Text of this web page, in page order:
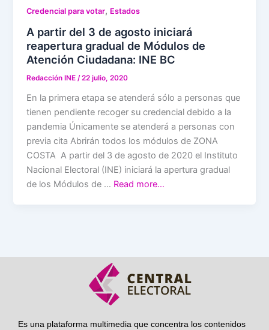
Credencial para votar, Estados
A partir del 3 de agosto iniciará
reapertura gradual de Módulos de
Atención Ciudadana: INE BC
Redacción INE/22 julio, 2020
En la primera etapa se atenderá sólo a personas que
tienen pendiente recoger su credencial debido a la
pandemia Únicamente se atenderá a personas con
previa cita Abrirán todos los módulos de ZONA
COSTA A partir del 3 de agosto de 2020 el Instituto
Nacional Electoral (INE) iniciará la apertura gradual
de los Módulos de … Read more…
Es una plataforma multimedia que concentra los contenidos